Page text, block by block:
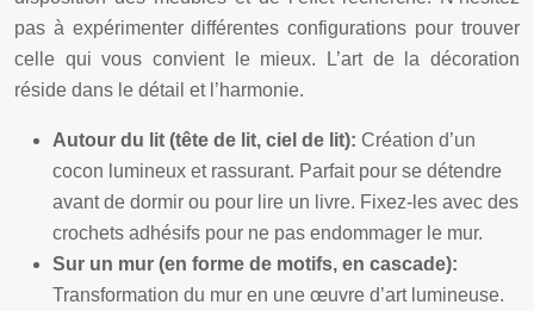
pas à expérimenter différentes configurations pour trouver
celle qui vous convient le mieux. L’art de la décoration
réside dans le détail et l’harmonie.
Autour du lit (tête de lit, ciel de lit): Création d’un
cocon lumineux et rassurant. Parfait pour se détendre
avant de dormir ou pour lire un livre. Fixez-les avec des
crochets adhésifs pour ne pas endommager le mur.
Sur un mur (en forme de motifs, en cascade):
Transformation du mur en une œuvre d’art lumineuse.